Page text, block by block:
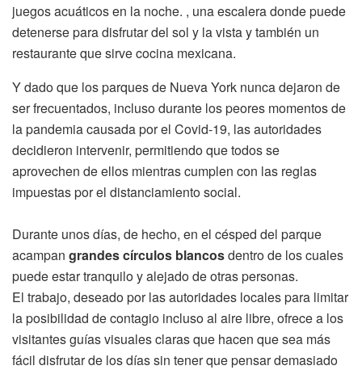
juegos acuáticos en la noche. , una escalera donde puede
detenerse para disfrutar del sol y la vista y también un
restaurante que sirve cocina mexicana.
Y dado que los parques de Nueva York nunca dejaron de
ser frecuentados, incluso durante los peores momentos de
la pandemia causada por el Covid-19, las autoridades
decidieron intervenir, permitiendo que todos se
aprovechen de ellos mientras cumplen con las reglas
impuestas por el distanciamiento social.
Durante unos días, de hecho, en el césped del parque
acampan grandes círculos blancosdentro de los cuales
puede estar tranquilo y alejado de otras personas.
El trabajo, deseado por las autoridades locales para limitar
la posibilidad de contagio incluso al aire libre, ofrece a los
visitantes guías visuales claras que hacen que sea más
fácil disfrutar de los días sin tener que pensar demasiado